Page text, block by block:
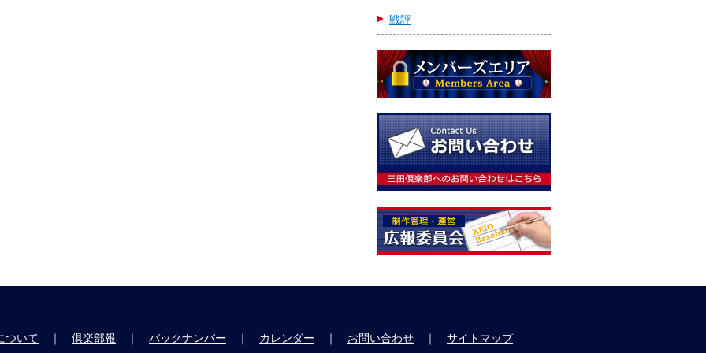
戦評
ついて ｜ 倶楽部報 ｜ バックナンバー ｜ カレンダー ｜ お問い合わせ ｜ サイトマップ